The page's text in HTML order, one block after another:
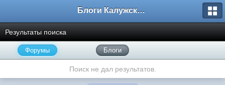
Блоги Калужского перекрестка
Результаты поиска
Форумы Блоги
Поиск не дал результатов.